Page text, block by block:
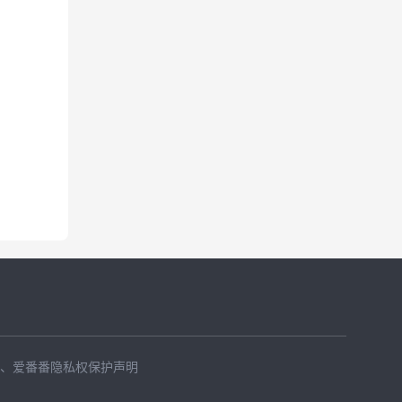
、 爱番番隐私权保护声明